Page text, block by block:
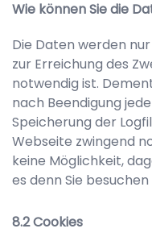
Wie können Sie die
Die Daten werden
zur Erreichung des
notwendig ist.
nach Beendigung
Speicherung der
Webseite zwingend
keine Möglichkeit,
es denn Sie
Cookies